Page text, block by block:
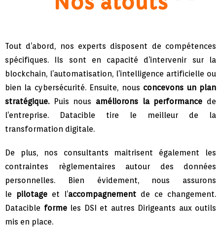
Tout d’abord, nos experts disposent de compétences
spécifiques. Ils sont en capacité d’intervenir sur la
blockchain, l’automatisation, l’intelligence artificielle ou
bien la cybersécurité. Ensuite, nous concevons un plan
stratégique. Puis nous améliorons la performance de
l’entreprise. Datacible tire le meilleur de la
transformation digitale.
De plus, nos consultants maitrisent également les
contraintes règlementaires autour des données
personnelles. Bien évidement, nous assurons
le pilotage et l’accompagnement de ce changement.
Datacible formeles DSI et autres Dirigeants aux outils
mis en place.